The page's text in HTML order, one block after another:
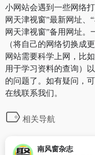
小网站会遇到一些网络
网天津视窗”最新网址、
网天津视窗”备用网址。
（将自己的网络切换成
网站需要科学上网，比
用于学习资料的查询）
的问题了。如有疑问，
在线联系我们。
相关导航
南风窗杂志